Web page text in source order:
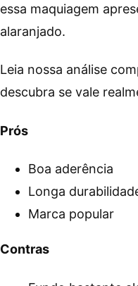
essa maquiagem
alaranjado.
Leia nossa análise
descubra se vale
Prós
Boa aderência
Longa
Marca popular
Contras